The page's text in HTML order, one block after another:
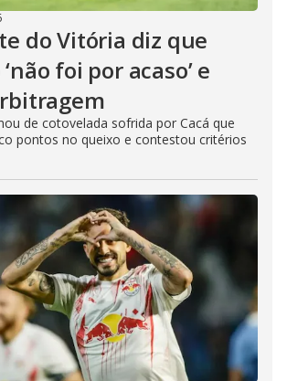
do Vitória diz que
foi por acaso’ e
de cotovelada sofrida por Cacá que
pontos no queixo e contestou critérios